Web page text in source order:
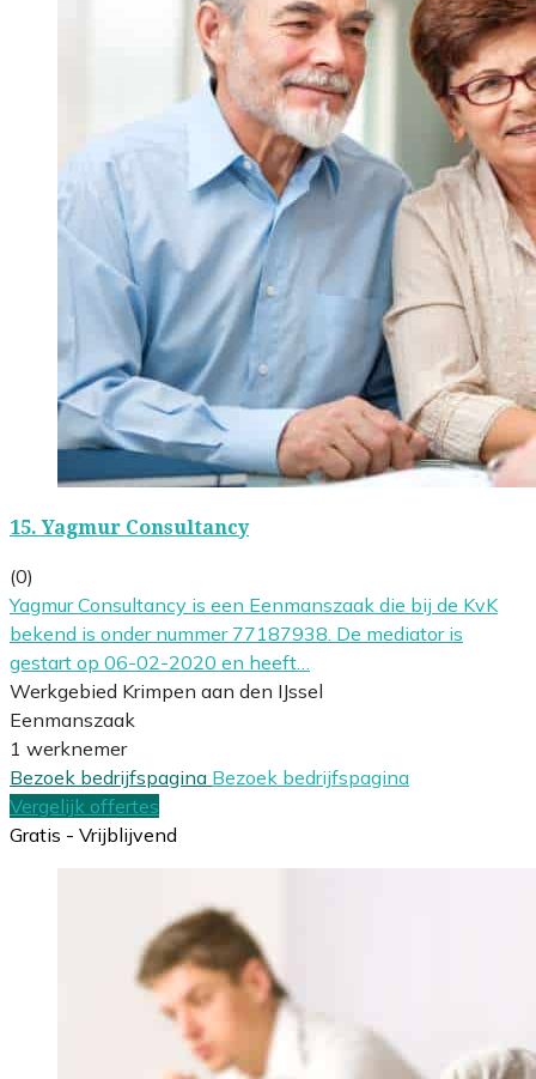
15. Yagmur Consultancy
(0)
Yagmur Consultancy is een Eenmanszaak die bij de KvK
bekend is onder nummer 77187938. De mediator is
gestart op 06-02-2020 en heeft…
Werkgebied Krimpen aan den IJssel
Eenmanszaak
1 werknemer
Bezoek bedrijfspagina Bezoek bedrijfspagina
Vergelijk offertes
Gratis - Vrijblijvend